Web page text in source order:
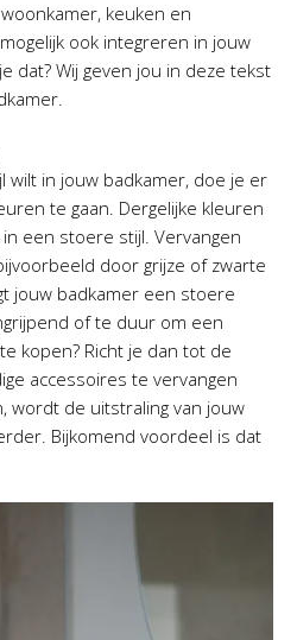
keuken en
ook integreren in jouw
dat? Wij geven jou in deze tekst
wilt in jouw badkamer, doe je er
te gaan. Dergelijke kleuren
een stoere stijl. Vervangen
door grijze of zwarte
jouw badkamer een stoere
of te duur om een
kopen? Richt je dan tot de
accessoires te vervangen
wordt de uitstraling van jouw
Bijkomend voordeel is dat